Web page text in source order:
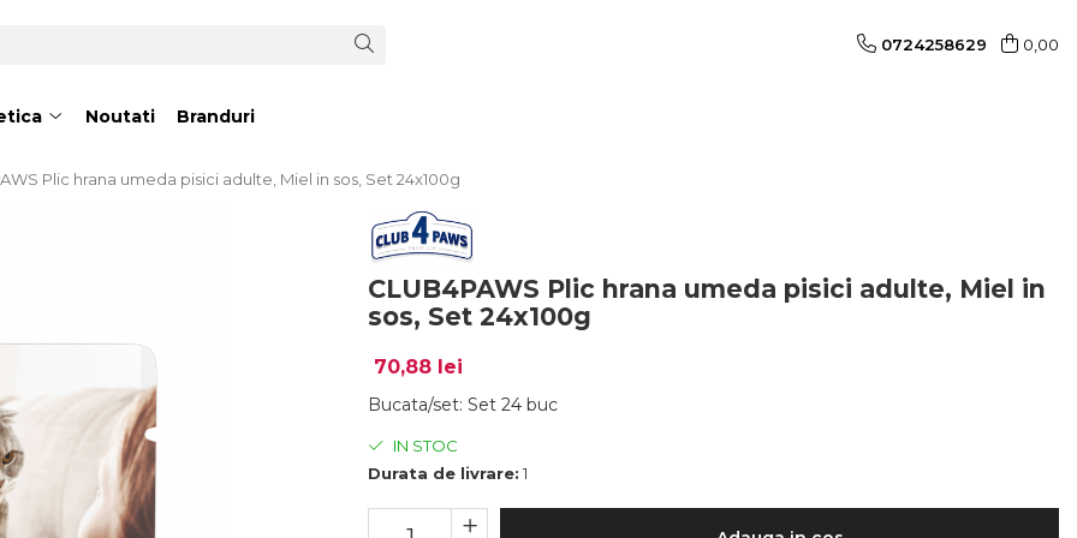
0724258629 0,00
Noutati Branduri
Plic hrana umeda pisici adulte, Miel in sos, Set 24x100g
CLUB4PAWS Plic hrana umeda pisici adulte, Miel in
sos, Set 24x100g
70,88 lei
Bucata/set:Set 24 buc
IN STOC
Durata de livrare: 1